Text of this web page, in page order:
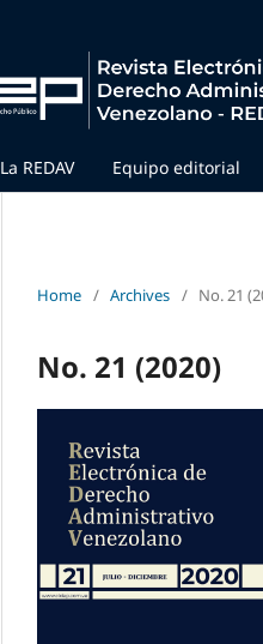
La REDAV Equipo editorial
Home / Archives / No. 21
No. 21 (2020)